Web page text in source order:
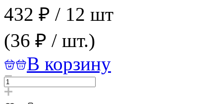
432 ₽ / 12 шт
(36 ₽ / шт.)
В корзину